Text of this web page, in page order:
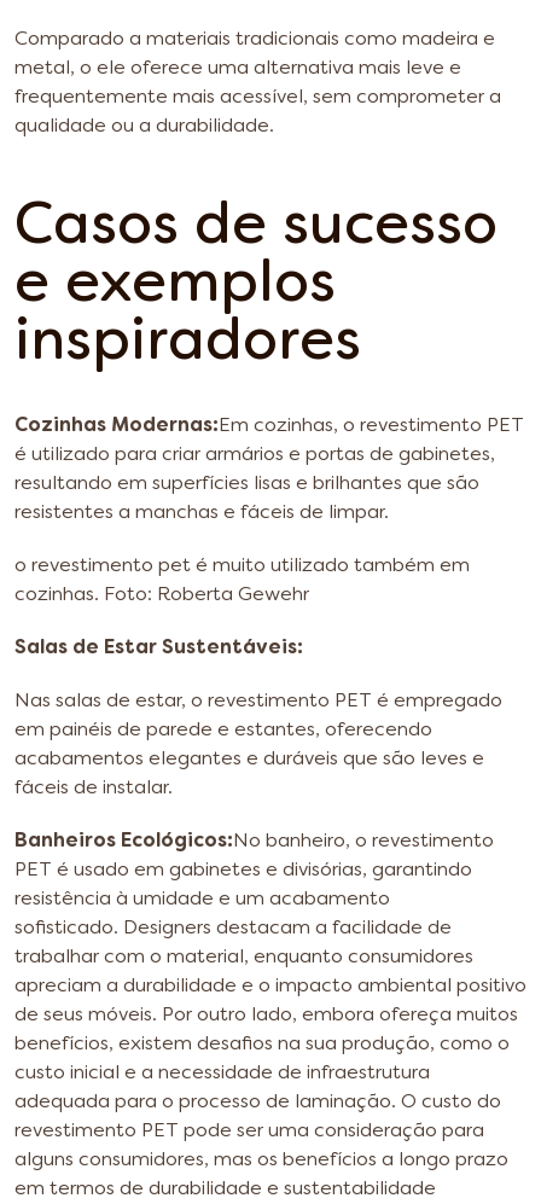
Comparado a materiais tradicionais como madeira e
metal, o ele oferece uma alternativa mais leve e
frequentemente mais acessível, sem comprometer a
qualidade ou a durabilidade.
Casos de sucesso
e exemplos
inspiradores
Cozinhas Modernas:Em cozinhas, o revestimento PET
é utilizado para criar armários e portas de gabinetes,
resultando em superfícies lisas e brilhantes que são
resistentes a manchas e fáceis de limpar.
o revestimento pet é muito utilizado também em
cozinhas. Foto: Roberta Gewehr
Salas de Estar Sustentáveis:
Nas salas de estar, o revestimento PET é empregado
em painéis de parede e estantes, oferecendo
acabamentos elegantes e duráveis que são leves e
fáceis de instalar.
Banheiros Ecológicos:No banheiro, o revestimento
PET é usado em gabinetes e divisórias, garantindo
resistência à umidade e um acabamento
sofisticado. Designers destacam a facilidade de
trabalhar com o material, enquanto consumidores
apreciam a durabilidade e o impacto ambiental positivo
de seus móveis. Por outro lado, embora ofereça muitos
benefícios, existem desafios na sua produção, como o
custo inicial e a necessidade de infraestrutura
adequada para o processo de laminação. O custo do
revestimento PET pode ser uma consideração para
alguns consumidores, mas os benefícios a longo prazo
em termos de durabilidade e sustentabilidade